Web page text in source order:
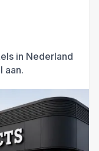
in Nederland
aan.